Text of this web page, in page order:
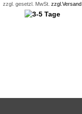
zzgl. gesetzl. MwSt.zzgl.Versand